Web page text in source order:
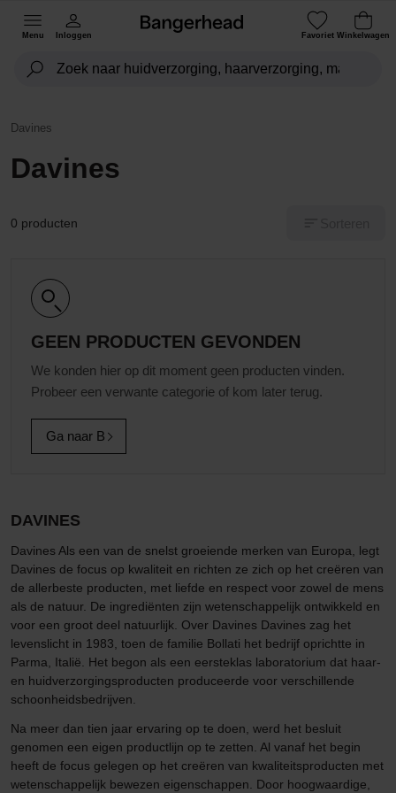
Menu Inloggen Favoriet Winkelwagen
Davines
Davines
0 producten
GEEN PRODUCTEN GEVONDEN
We konden hier op dit moment geen producten vinden.
Probeer een verwante categorie of kom later terug.
Ga naar B
DAVINES
Davines Als een van de snelst groeiende merken van Europa, legt
Davines de focus op kwaliteit en richten ze zich op het creëren van
de allerbeste producten, met liefde en respect voor zowel de mens
als de natuur. De ingrediënten zijn wetenschappelijk ontwikkeld en
voor een groot deel natuurlijk. Over Davines Davines zag het
levenslicht in 1983, toen de familie Bollati het bedrijf oprichtte in
Parma, Italië. Het begon als een eersteklas laboratorium dat haar-
en huidverzorgingsproducten produceerde voor verschillende
schoonheidsbedrijven.
Na meer dan tien jaar ervaring op te doen, werd het besluit
genomen een eigen productlijn op te zetten. Al vanaf het begin
heeft de focus gelegen op het creëren van kwaliteitsproducten met
wetenschappelijk bewezen eigenschappen. Door hoogwaardige,